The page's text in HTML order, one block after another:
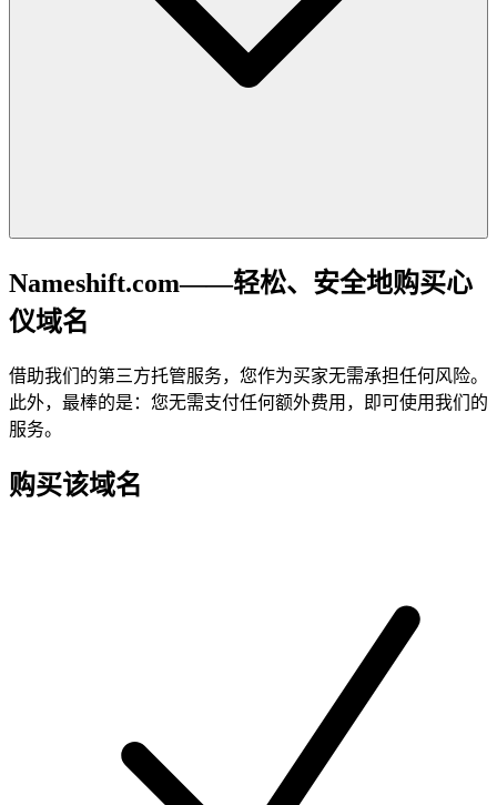
Nameshift.com——轻松、安全地购买心
仪域名
借助我们的第三方托管服务，您作为买家无需承担任何风险。
此外，最棒的是：您无需支付任何额外费用，即可使用我们的
服务。
购买该域名